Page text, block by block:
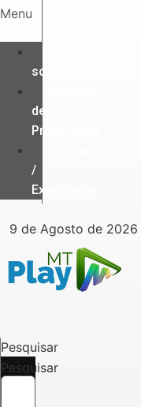
Ir
o
conteúdo
Menu
somos
de
Privacidade
/
Expediente
9 de Agosto de 2026
Pesquisar
Pesquisar